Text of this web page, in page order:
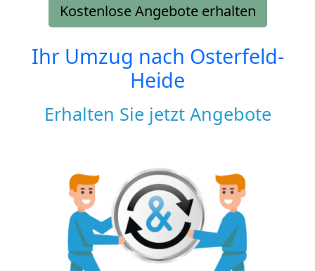
Kostenlose Angebote erhalten
Ihr Umzug nach Osterfeld-
Heide
Erhalten Sie jetzt Angebote